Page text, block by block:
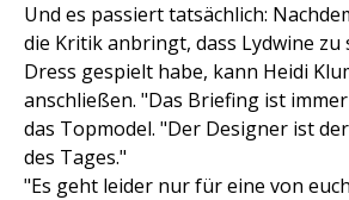
Und es passiert tatsächlich:
die Kritik anbringt, dass Lydwine zu
Dress gespielt habe, kann Heidi
anschließen. "Das Briefing ist
das Topmodel. "Der Designer ist
des Tages."
"Es geht leider nur für eine von